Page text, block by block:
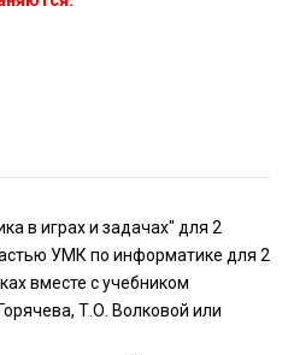
в играх и задачах" для 2
УМК по информатике для 2
вместе с учебником
Т.О. Волковой или